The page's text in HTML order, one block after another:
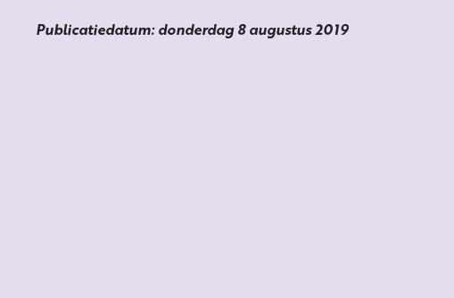
Publicatiedatum: donderdag 8 augustus 2019